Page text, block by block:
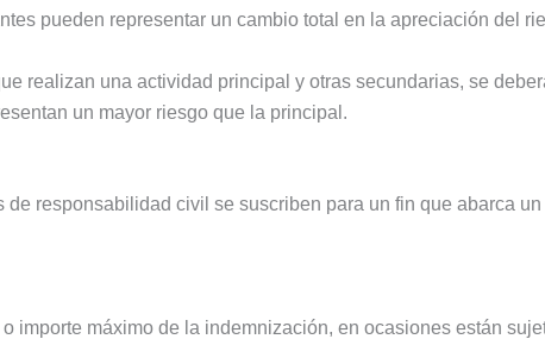
pueden representar un cambio total en la apreciación del
realizan una actividad principal y otras secundarias, se
un mayor riesgo que la principal.
de responsabilidad civil se suscriben para un fin que abarca
importe máximo de la indemnización, en ocasiones están